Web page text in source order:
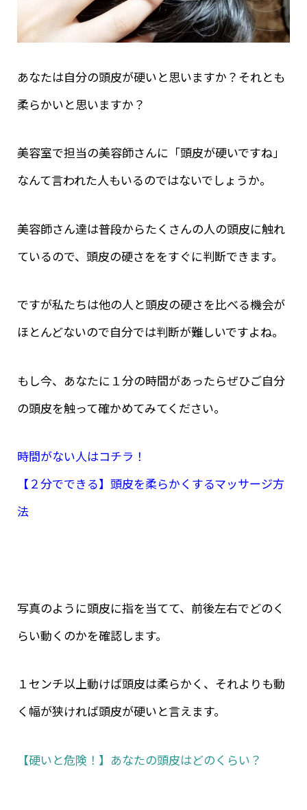
あなたは自分の頭皮が硬いと思いますか？それとも
柔らかいと思いますか？
美容室で担当の美容師さんに「頭皮が硬いですね」
なんて言われた人もいるのではないでしょうか。
美容師さん達は普段からたくさんの人の頭皮に触れ
ているので、頭皮の硬さををすぐに判断できます。
ですが私たちは他の人と頭皮の硬さを比べる機会が
ほとんどないので自分では判断が難しいですよね。
もし今、あなたに１分の時間があったらぜひご自分
の頭皮を触って確かめてみてください。
時間がない人はコチラ！
【２分でできる】頭皮を柔らかくするマッサージ方
法
写真のように頭皮に指を当てて、前後左右でどのく
らい動くのかを確認します。
１センチ以上動けば頭皮は柔らかく、それよりも動
く幅が狭ければ頭皮が硬いと言えます。
【硬いと危険！】あなたの頭皮はどのくらい？